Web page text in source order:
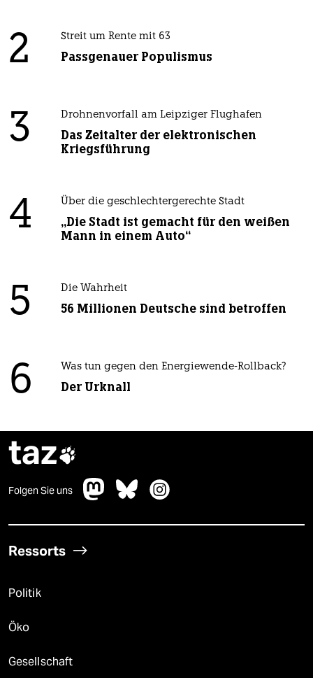
2 Streit um Rente mit 63
Passgenauer Populismus
3 Drohnenvorfall am Leipziger Flughafen
Das Zeitalter der elektronischen
Kriegsführung
4 Über die geschlechtergerechte Stadt
„Die Stadt ist gemacht für den weißen
Mann in einem Auto“
5 Die Wahrheit
56 Millionen Deutsche sind betroffen
6 Was tun gegen den Energiewende-Rollback?
Der Urknall
taz
Folgen Sie uns
Ressorts
Politik
Öko
Gesellschaft